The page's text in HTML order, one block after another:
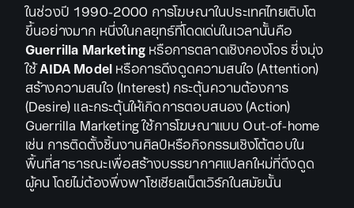
ในช่วงปี 1990-2000 การโฆษณาในประเทศไทยเติบโต
ขึ้นอย่างมาก หนึ่งในกลยุทธ์ที่โดดเด่นในเวลานั้นคือ
Guerrilla Marketingหรือการตลาดเชิงกองโจร ซึ่งมุ่ง
ใช้AIDA Modelหรือการดึงดูดความสนใจ (Attention)
สร้างความสนใจ (Interest) กระตุ้นความต้องการ
(Desire) และกระตุ้นให้เกิดการตอบสนอง (Action)
Guerrilla Marketing ใช้การโฆษณาแบบ Out-of-home
เช่น การติดตั้งชิ้นงานศิลป์หรือกิจกรรมเชิงโต้ตอบใน
พื้นที่สาธารณะเพื่อสร้างบรรยากาศแปลกใหม่ที่ดึงดูด
ผู้คน โดยไม่ต้องพึ่งพาโซเชียลเน็ตเวิร์กในสมัยนั้น